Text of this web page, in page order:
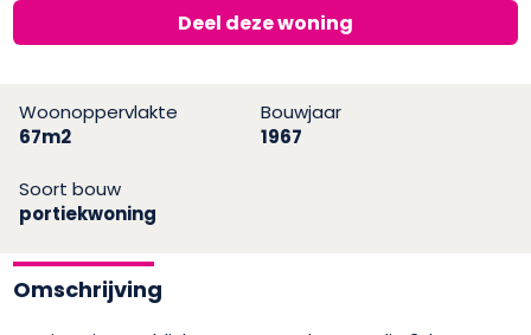
Deel deze woning
Woonoppervlakte
67m2
Bouwjaar
1967
Soort bouw
portiekwoning
Omschrijving